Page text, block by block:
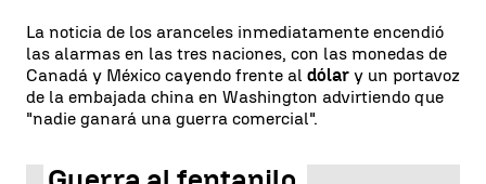
La noticia de los aranceles inmediatamente encendió
las alarmas en las tres naciones, con las monedas de
Canadá y México cayendo frente al dólar y un portavoz
de la embajada china en Washington advirtiendo que
"nadie ganará una guerra comercial".